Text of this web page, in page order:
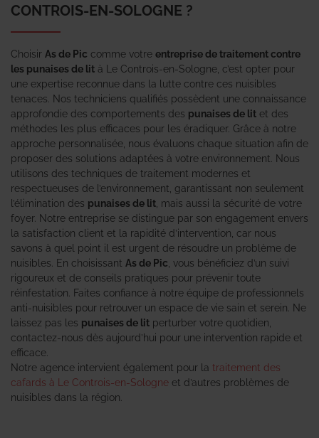
CONTROIS-EN-SOLOGNE ?
Choisir As de Pic comme votre entreprise de traitement contre
les punaises de lit à Le Controis-en-Sologne, c’est opter pour
une expertise reconnue dans la lutte contre ces nuisibles
tenaces. Nos techniciens qualifiés possèdent une connaissance
approfondie des comportements des punaises de lit et des
méthodes les plus efficaces pour les éradiquer. Grâce à notre
approche personnalisée, nous évaluons chaque situation afin de
proposer des solutions adaptées à votre environnement. Nous
utilisons des techniques de traitement modernes et
respectueuses de l’environnement, garantissant non seulement
l’élimination des punaises de lit , mais aussi la sécurité de votre
foyer. Notre entreprise se distingue par son engagement envers
la satisfaction client et la rapidité d’intervention, car nous
savons à quel point il est urgent de résoudre un problème de
nuisibles. En choisissant As de Pic , vous bénéficiez d’un suivi
rigoureux et de conseils pratiques pour prévenir toute
réinfestation. Faites confiance à notre équipe de professionnels
anti-nuisibles pour retrouver un espace de vie sain et serein. Ne
laissez pas les punaises de lit perturber votre quotidien,
contactez-nous dès aujourd’hui pour une intervention rapide et
efficace.
Notre agence intervient également pour la traitement des
cafards à Le Controis-en-Sologne et d’autres problèmes de
nuisibles dans la région.